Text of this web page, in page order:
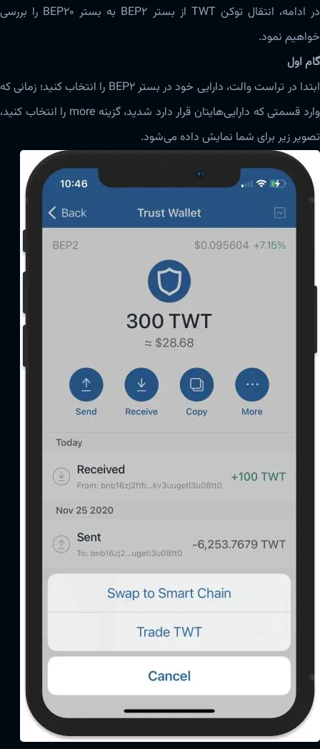
در ادامه، انتقال توکن TWT از بستر BEP2 به بستر BEP20 را بررسی
خواهیم نمود.
گام اول
ابتدا در تراست والت، دارایی خود در بستر BEP2 را انتخاب کنید؛ زمانی که
وارد قسمتی که دارایی‌هایتان قرار دارد شدید، گزینه more را انتخاب کنید،
تصویر زیر برای شما نمایش داده می‌شود.